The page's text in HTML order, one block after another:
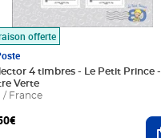
offerte
4 timbres - Le Petit Prince -
Verte
/ France